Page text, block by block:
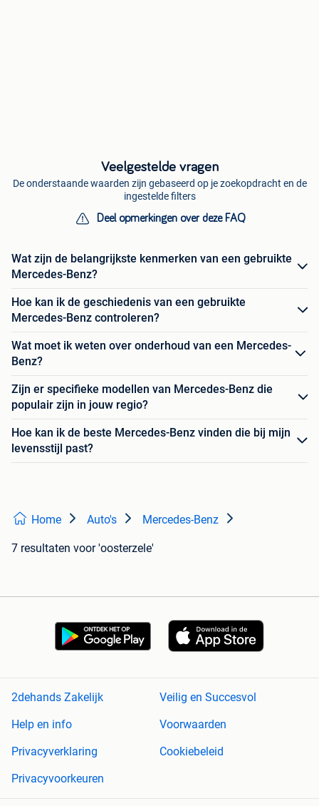
Veelgestelde vragen
De onderstaande waarden zijn gebaseerd op je zoekopdracht en de
ingestelde filters
Deel opmerkingen over deze FAQ
Wat zijn de belangrijkste kenmerken van een gebruikte
Mercedes-Benz?
Hoe kan ik de geschiedenis van een gebruikte
Mercedes-Benz controleren?
Wat moet ik weten over onderhoud van een Mercedes-
Benz?
Zijn er specifieke modellen van Mercedes-Benz die
populair zijn in jouw regio?
Hoe kan ik de beste Mercedes-Benz vinden die bij mijn
levensstijl past?
Home Auto's Mercedes-Benz
7 resultaten voor 'oosterzele'
2dehands Zakelijk
Veilig en Succesvol
Help en info
Voorwaarden
Privacyverklaring
Cookiebeleid
Privacyvoorkeuren